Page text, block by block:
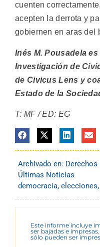
cuenten
acepten la derrota y
gobiernen en aras del
Inés M. Pousadela
Investigación de
de Civicus Lens y
Estado de la
T: MF / ED: EG
Archivado en: Derechos
Últimas Noticias
democracia, elecciones,
Este informe incluye
ser bajadas e
sólo pueden ser